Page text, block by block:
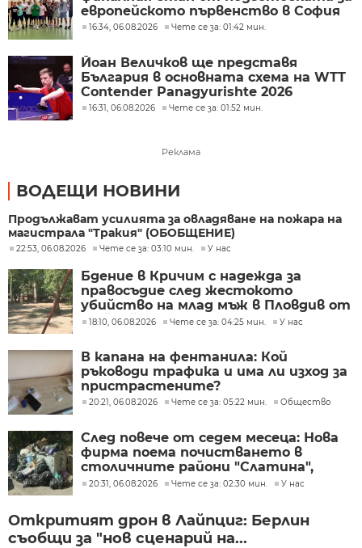
европейското първенство в София
16:34, 06.08.2026 Чете се за: 01:42 мин.
Йоан Величков ще представя
България в основната схема на WTT
Contender Panagyurishte 2026
16:31, 06.08.2026 Чете се за: 01:52 мин.
Реклама
ВОДЕЩИ НОВИНИ
Продължават усилията за овладяване на пожара на
магистрала "Тракия" (ОБОБЩЕНИЕ)
22:53, 06.08.2026 Чете се за: 03:10 мин. У нас
Бдение в Кричим с надежда за
правосъдие след жестокото
убийство на млад мъж в Пловдив от
тийнейджъри
18:10, 06.08.2026 Чете се за: 04:25 мин. У нас
В капана на фентанила: Кой
ръководи трафика и има ли изход за
пристрастените?
20:21, 06.08.2026 Чете се за: 05:22 мин. Общество
След повече от седем месеца: Нова
фирма поема почистването в
столичните райони "Слатина",
"Подуяне" и "Изгрев"
20:31, 06.08.2026 Чете се за: 02:30 мин. У нас
Откритият дрон в Лайпциг: Берлин
съобщи за "нов сценарий на...